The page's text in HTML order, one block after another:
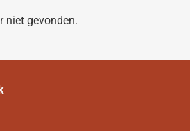
niet gevonden.